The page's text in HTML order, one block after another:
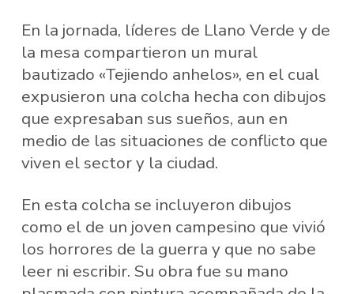
En la jornada, líderes de Llano Verde y de
la mesa compartieron un mural
bautizado «Tejiendo anhelos», en el cual
expusieron una colcha hecha con dibujos
que expresaban sus sueños, aun en
medio de las situaciones de conflicto que
viven el sector y la ciudad.
En esta colcha se incluyeron dibujos
como el de un joven campesino que vivió
los horrores de la guerra y que no sabe
leer ni escribir. Su obra fue su mano